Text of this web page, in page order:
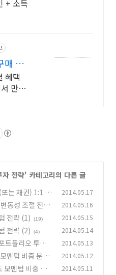
+ 소득
매 최
혜택
만나
자 전략' 카테고리의 다른 글
는 채권) 1:1 혼
2014.05.17
동성 조절 전략
2014.05.16
전략 (1) (19) 2014.05.15
전략 (2) (4) 2014.05.14
트폴리오 투자
2014.05.13
멘텀 비중 분산
2014.05.12
모멘텀 비중 분
2014.05.11